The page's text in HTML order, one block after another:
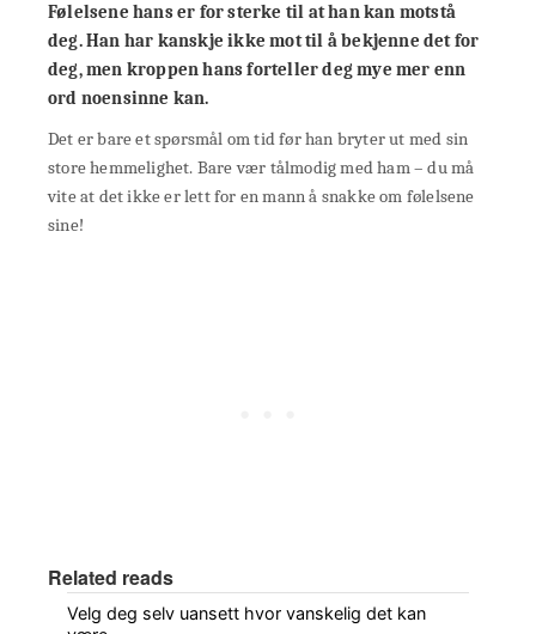
Følelsene hans er for sterke til at han kan motstå
deg. Han har kanskje ikke mot til å bekjenne det for
deg, men kroppen hans forteller deg mye mer enn
ord noensinne kan.
Det er bare et spørsmål om tid før han bryter ut med sin
store hemmelighet. Bare vær tålmodig med ham – du må
vite at det ikke er lett for en mann å snakke om følelsene
sine!
Related reads
Velg deg selv uansett hvor vanskelig det kan